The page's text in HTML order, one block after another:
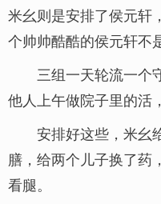
米幺则是安排了侯元轩
个帅帅酷酷的侯元轩不
三组一天轮流一个
他人上午做院子里的活
安排好这些，米幺
膳，给两个儿子换了药
看腿。